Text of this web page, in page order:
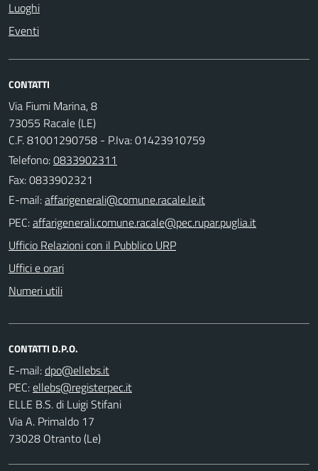
Luoghi
Eventi
CONTATTI
Via Fiumi Marina, 8
73055 Racale (LE)
C.F. 81001290758 - P.Iva: 01423910759
Telefono:0833902311
Fax: 0833902321
E-mail:
PEC:
Ufficio Relazioni con il Pubblico URP
Uffici e orari
Numeri utili
CONTATTI D.P.O.
E-mail:
PEC:
ELLE B.S. di Luigi Stifani
Via A. Primaldo 17
73028 Otranto (Le)